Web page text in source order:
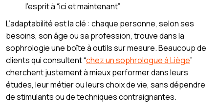
l’esprit à “ici et maintenant”
L’adaptabilité est la clé : chaque personne, selon ses
besoins, son âge ou sa profession, trouve dans la
sophrologie une boîte à outils sur mesure. Beaucoup de
clients qui consultent “chez un sophrologue à Liège”
cherchent justement à mieux performer dans leurs
études, leur métier ou leurs choix de vie, sans dépendre
de stimulants ou de techniques contraignantes.